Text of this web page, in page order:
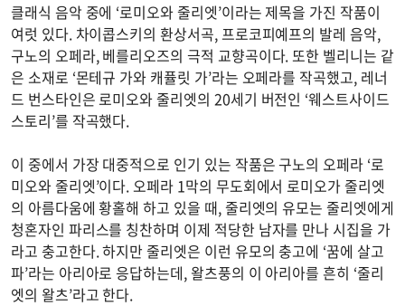
클래식 음악 중에 ‘로미오와 줄리엣’이라는 제목을 가진 작품이
여럿 있다. 차이콥스키의 환상서곡, 프로코피예프의 발레 음악,
구노의 오페라, 베를리오즈의 극적 교향곡이다. 또한 벨리니는 같
은 소재로 ‘몬테규 가와 캐퓰릿 가’라는 오페라를 작곡했고, 레너
드 번스타인은 로미오와 줄리엣의 20세기 버전인 ‘웨스트사이드
스토리’를 작곡했다.
이 중에서 가장 대중적으로 인기 있는 작품은 구노의 오페라 ‘로
미오와 줄리엣’이다. 오페라 1막의 무도회에서 로미오가 줄리엣
의 아름다움에 황홀해 하고 있을 때, 줄리엣의 유모는 줄리엣에게
청혼자인 파리스를 칭찬하며 이제 적당한 남자를 만나 시집을 가
라고 충고한다. 하지만 줄리엣은 이런 유모의 충고에 ‘꿈에 살고
파’라는 아리아로 응답하는데, 왈츠풍의 이 아리아를 흔히 ‘줄리
엣의 왈츠’라고 한다.